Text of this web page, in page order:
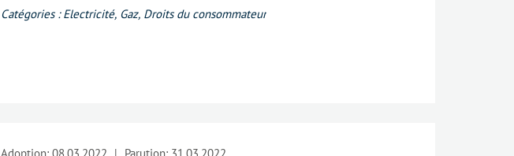
Catégories : Electricité, Gaz, Droits du consommateur